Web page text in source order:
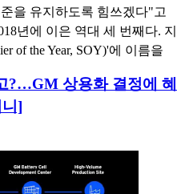
을 유지하도록 힘쓰겠다"고
년에 이은 역대 세 번째다. 지
of the Year, SOY)'에 이름을
?…GM 상용화 결정에 혜
]